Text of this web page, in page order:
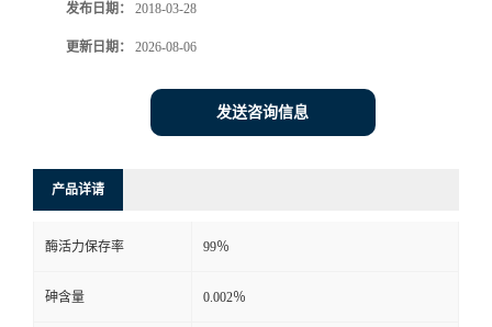
发布日期： 2018-03-28
更新日期： 2026-08-06
发送咨询信息
产品详请
酶活力保存率 99％
砷含量 0.002％